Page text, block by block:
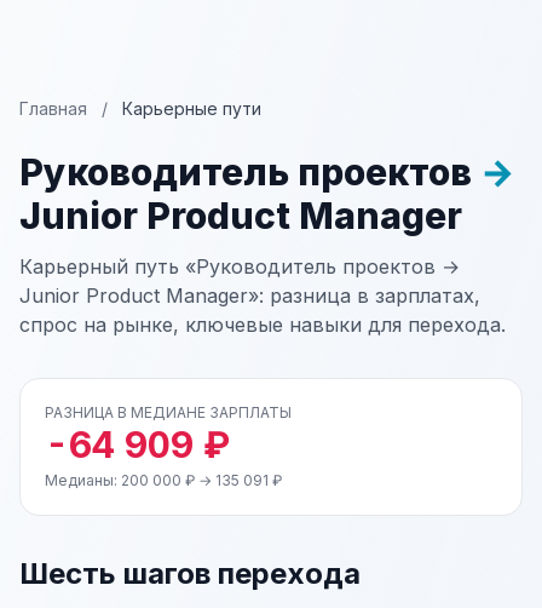
Главная / Карьерные пути
Руководитель проектов →
Junior Product Manager
Карьерный путь «Руководитель проектов →
Junior Product Manager»: разница в зарплатах,
спрос на рынке, ключевые навыки для перехода.
РАЗНИЦА В МЕДИАНЕ ЗАРПЛАТЫ
-64 909 ₽
Медианы: 200 000 ₽ → 135 091 ₽
Шесть шагов перехода